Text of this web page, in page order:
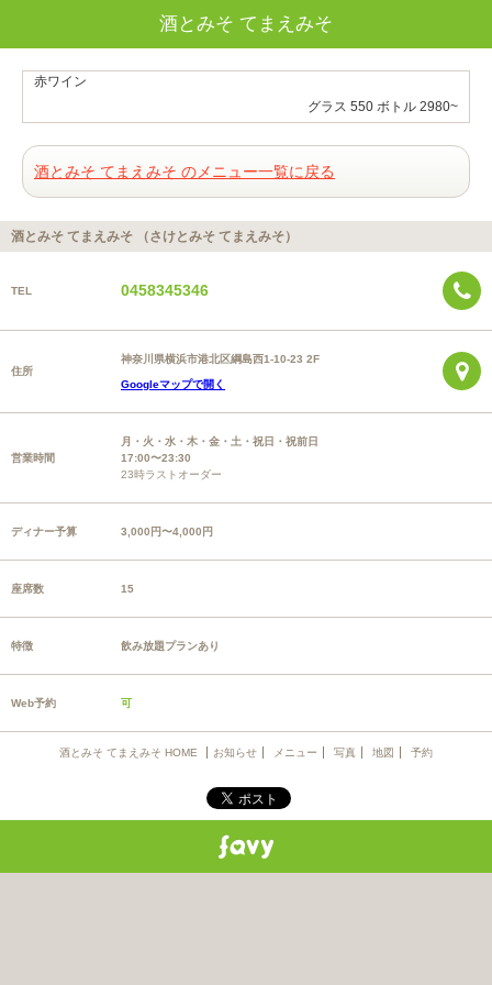
酒とみそ てまえみそ
赤ワイン
グラス 550 ボトル 2980~
酒とみそ てまえみそ のメニュー一覧に戻る
酒とみそ てまえみそ （さけとみそ てまえみそ）
TEL 0458345346
住所
神奈川県横浜市港北区綱島西1-10-23 2F
Googleマップで開く
営業時間
月・火・水・木・金・土・祝日・祝前日
17:00〜23:30
23時ラストオーダー
ディナー予算 3,000円〜4,000円
座席数 15
特徴 飲み放題プランあり
Web予約 可
酒とみそ てまえみそ HOME お知らせ メニュー 写真 地図 予約